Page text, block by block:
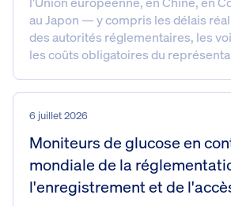
au Japon — y compris les délais
des autorités réglementaires, les
les coûts obligatoires du
6 juillet 2026
Moniteurs de glucose en
mondiale de la
l'enregistrement et de